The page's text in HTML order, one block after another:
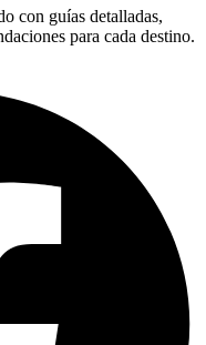
con guías detalladas,
para cada destino.